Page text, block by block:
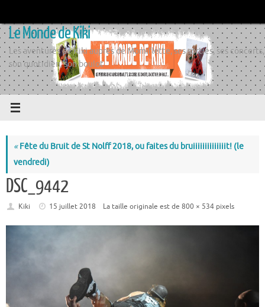
contenu
Le Monde de Kiki
Les aventures de Kiki auprès de Momiflette, ses sorties, ses concerts,
son quotidien, son boulot
«Fête du Bruit de St Nolff 2018, ou faites du bruiiiiiiiiiiiiiit! (le
vendredi)
DSC_9442
Kiki 15 juillet 2018 La taille originale est de800 × 534 pixels